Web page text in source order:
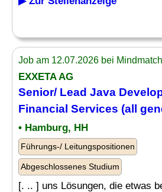
Job am 12.07.2026 bei
EXXETA AG
Senior/ Lead Java
Financial Services (all
• Hamburg, HH
Führungs-/ Leitungspositionen
Abgeschlossenes Studium
[. .. ] uns Lösungen, die etwas